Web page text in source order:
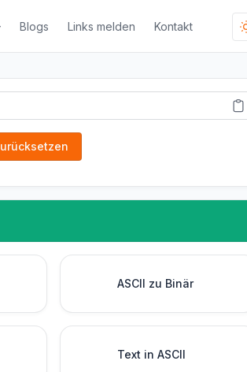
Blogs Links melden Kontakt
ASCII zu Binär
Text in ASCII